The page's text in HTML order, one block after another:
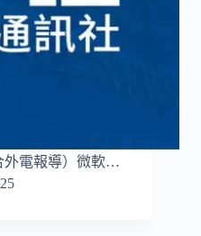
外電報導）微軟…